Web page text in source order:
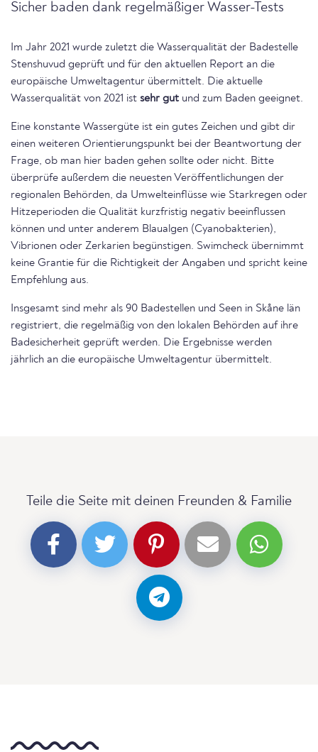
Sicher baden dank regelmäßiger Wasser-Tests
Im Jahr 2021 wurde zuletzt die Wasserqualität der Badestelle
Stenshuvud geprüft und für den aktuellen Report an die
europäische Umweltagentur übermittelt. Die aktuelle
Wasserqualität von 2021 ist sehr gut und zum Baden geeignet.
Eine konstante Wassergüte ist ein gutes Zeichen und gibt dir
einen weiteren Orientierungspunkt bei der Beantwortung der
Frage, ob man hier baden gehen sollte oder nicht. Bitte
überprüfe außerdem die neuesten Veröffentlichungen der
regionalen Behörden, da Umwelteinflüsse wie Starkregen oder
Hitzeperioden die Qualität kurzfristig negativ beeinflussen
können und unter anderem Blaualgen (Cyanobakterien),
Vibrionen oder Zerkarien begünstigen. Swimcheck übernimmt
keine Grantie für die Richtigkeit der Angaben und spricht keine
Empfehlung aus.
Insgesamt sind mehr als 90 Badestellen und Seen in Skåne län
registriert, die regelmäßig von den lokalen Behörden auf ihre
Badesicherheit geprüft werden. Die Ergebnisse werden
jährlich an die europäische Umweltagentur übermittelt.
Teile die Seite mit deinen Freunden & Familie